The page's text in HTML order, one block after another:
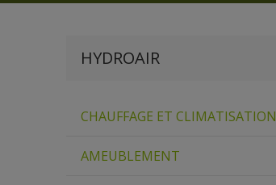
HYDROAIR
CHAUFFAGE ET CLIMATISATION
AMEUBLEMENT